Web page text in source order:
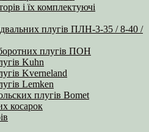
і їх комплектуючі
плугів ПЛН-3-35 / 8-40 /
плугів ПОН
Kuhn
Kverneland
Lemken
плугів Bomet
косарок